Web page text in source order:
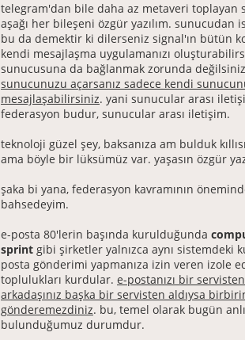
telegram'dan bile daha az metaveri toplayan
aşağı her bileşeni özgür yazılım. sunucudan
bu da demektir ki dilerseniz signal'ın bütün
kendi mesajlaşma uygulamanızı
sunucusuna da bağlanmak zorunda
sunucunuzu açarsanız sadece kendi
mesajlaşabilirsiniz. yani sunucular arası
federasyon budur, sunucular arası iletişim.
teknoloji güzel şey, baksanıza am bulduk
ama böyle bir lüksümüz var. yaşasın özgür
şaka bi yana, federasyon kavramının
bahsedeyim.
e-posta 80'lerin başında kurulduğunda
sprint gibi şirketler yalnızca aynı sistemdeki
posta gönderimi yapmanıza izin veren izole
toplulukları kurdular. e-postanızı bir
arkadaşınız başka bir servisten aldıysa
gönderemezdiniz. bu, temel olarak bugün
bulunduğumuz durumdur.